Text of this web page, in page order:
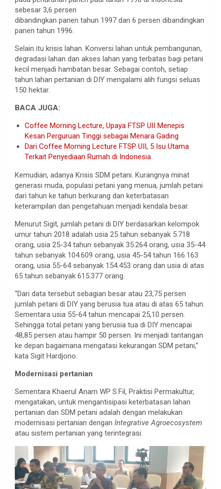
sebesar 3,6 persen
dibandingkan panen tahun 1997 dan 6 persen dibandingkan
panen tahun 1996.
Selain itu krisis lahan. Konversi lahan untuk pembangunan,
degradasi lahan dan akses lahan yang terbatas bagi petani
kecil menjadi hambatan besar. Sebagai contoh, setiap
tahun lahan pertanian di DIY mengalami alih fungsi seluas
150 hektar.
BACA JUGA:
Coffee Morning Lecture, Upaya FTSP UII Menepis
Kesan Perguruan Tinggi sebagai Menara Gading
Dari Coffee Morning Lecture FTSP UII, 5 Isu Utama
Terkait Penyediaan Rumah di Indonesia
Kemudian, adanya Krisis SDM petani. Kurangnya minat
generasi muda, populasi petani yang menua, jumlah petani
dari tahun ke tahun berkurang dan keterbatasan
keterampilan dan pengetahuan menjadi kendala besar.
Menurut Sigit, jumlah petani di DIY berdasarkan kelompok
umur tahun 2018 adalah usia 25 tahun sebanyak 5.718
orang, usia 25-34 tahun sebanyak 35.264 orang, usia 35-44
tahun sebanyak 104.609 orang, usia 45-54 tahun 166.163
orang, usia 55-64 sebanyak 154.453 orang dan usia di atas
65 tahun sebanyak 615.377 orang.
“Dari data tersebut sebagian besar atau 23,75 persen
jumlah petani di DIY yang berusia tua atau di atas 65 tahun.
Sementara usia 55-64 tahun mencapai 25,10 persen.
Sehingga total petani yang berusia tua di DIY mencapai
48,85 persen atau hampir 50 persen. Ini menjadi tantangan
ke depan bagaimana mengatasi kekurangan SDM petani,”
kata Sigit Hardjono.
Modernisasi pertanian
Sementara Khaerul Anam WP S.Fil, Praktisi Permakultur,
mengatakan, untuk mengantisipasi keterbatasan lahan
pertanian dan SDM petani adalah dengan melakukan
modernisasi pertanian dengan Integrative Agroecosystem
atau sistem pertanian yang terintegrasi.